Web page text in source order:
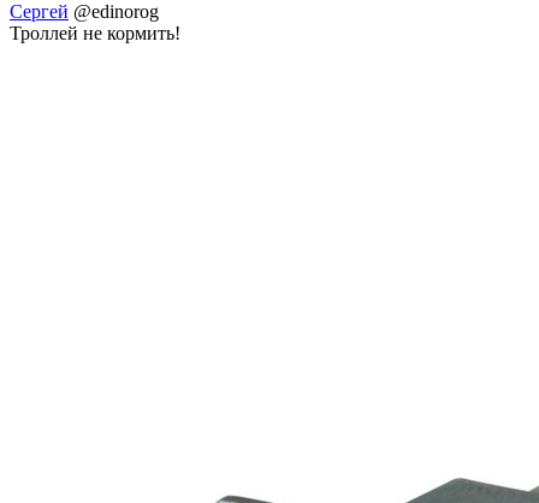
Сергей @edinorog
Троллей не кормить!